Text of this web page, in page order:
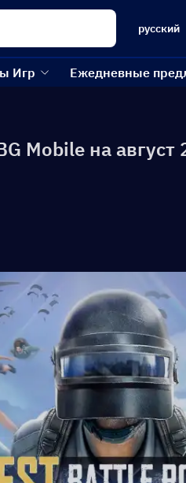
русский
Игр Ежедневные
Mobile на август